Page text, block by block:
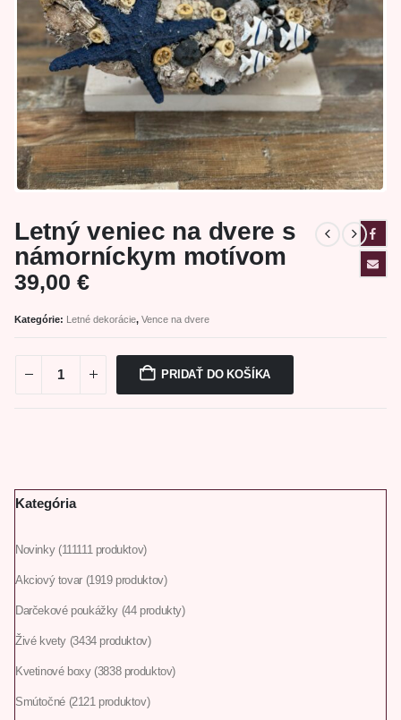
Letný veniec na dvere s
námorníckym motívom
39,00 €
Kategórie: Letné dekorácie, Vence na dvere
PRIDAŤ DO KOŠÍKA
Kategória
Novinky 111111 produktov
Akciový tovar 1919 produktov
Darčekové poukážky 44 produkty
Živé kvety 3434 produktov
Kvetinové boxy 3838 produktov
Smútočné 2121 produktov